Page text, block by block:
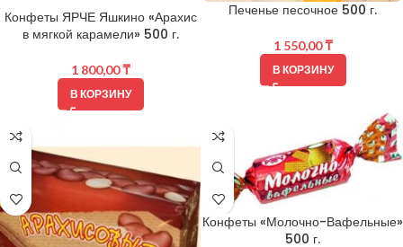
Конфеты ЯРЧЕ Яшкино «Арахис
в мягкой карамели» 500 г.
1 800,00₸
В КОРЗИНУ
Печенье песочное 500 г.
1 550,00₸
В КОРЗИНУ
Конфеты «Молочно-Вафельные»
500 г.